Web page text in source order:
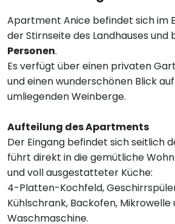
Apartment Anice befindet sich im
der Stirnseite des Landhauses und
Personen.
Es verfügt über einen privaten
und einen wunderschönen Blick
umliegenden Weinberge.
Aufteilung des Apartments
Der Eingang befindet sich seitlich
führt direkt in die gemütliche
und voll ausgestatteter Küche:
4-Platten-Kochfeld,
Kühlschrank, Backofen, Mikrowelle
Waschmaschine.